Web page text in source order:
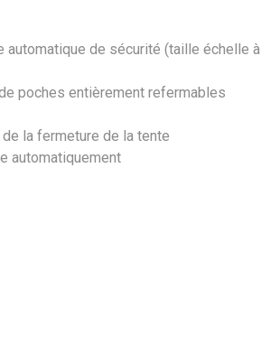
automatique de sécurité (taille échelle
poches entièrement refermables
la fermeture de la tente
automatiquement